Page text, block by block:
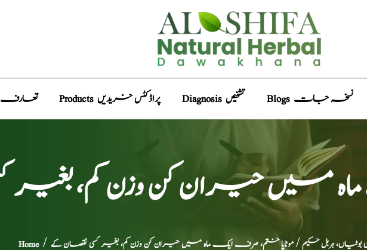
About Us تعارف Products پراڈکٹس خریدیں Diagnosis تشخیص Blogs نسخہ جات
میں حیران کن وزن کم، بغیر
Home/ ہربل حکیم/ موٹاپا ختم، صرف ایک ماہ میں حیران کن وزن کم، بغیر کسی نقصان کے